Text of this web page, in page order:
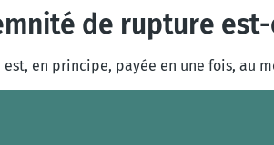
de rupture
en principe, payée en une fois, au